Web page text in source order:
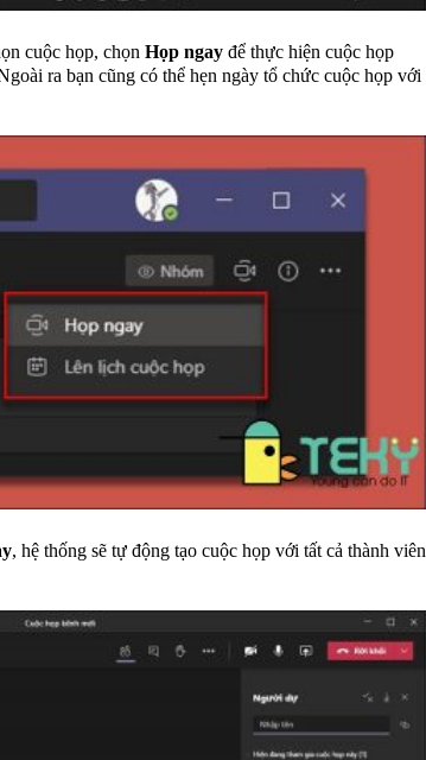
cuộc họp, chọn Họp ngay để thực hiện cuộc họp
ra bạn cũng có thể hẹn ngày tổ chức cuộc họp với
, hệ thống sẽ tự động tạo cuộc họp với tất cả thành viên